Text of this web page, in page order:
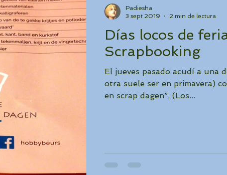
Días locos de
Scrapbooking
El jueves pasado acudí a una
otra suele ser en primavera)
en scrap dagen”, (Los...
Padiesha
3 sept 2019
2 min de lectura